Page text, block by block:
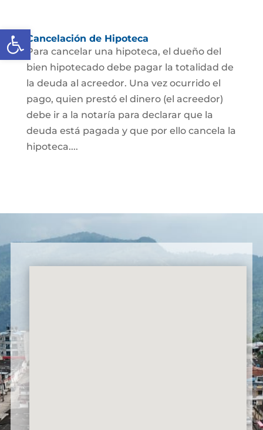
Abrir barra de herramientas
Cancelación de Hipoteca
Para cancelar una hipoteca, el dueño del
bien hipotecado debe pagar la totalidad de
la deuda al acreedor. Una vez ocurrido el
pago, quien prestó el dinero (el acreedor)
debe ir a la notaría para declarar que la
deuda está pagada y que por ello cancela la
hipoteca....